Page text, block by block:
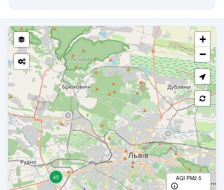
+
−
AQI PM2.5